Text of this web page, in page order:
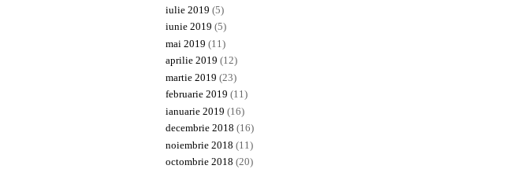
iulie 2019 (5)
iunie 2019 (5)
mai 2019 (11)
aprilie 2019 (12)
martie 2019 (23)
februarie 2019 (11)
ianuarie 2019 (16)
decembrie 2018 (16)
noiembrie 2018 (11)
octombrie 2018 (20)